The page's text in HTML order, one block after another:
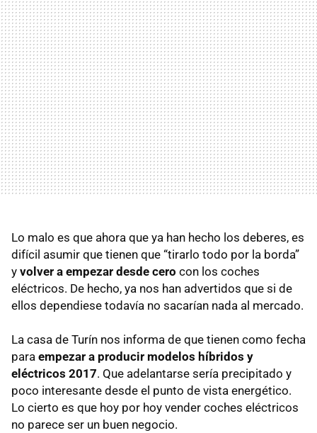
Lo malo es que ahora que ya han hecho los deberes, es
difícil asumir que tienen que “tirarlo todo por la borda”
y volver a empezar desde cero con los coches
eléctricos. De hecho, ya nos han advertidos que si de
ellos dependiese todavía no sacarían nada al mercado.
La casa de Turín nos informa de que tienen como fecha
para empezar a producir modelos híbridos y
eléctricos 2017. Que adelantarse sería precipitado y
poco interesante desde el punto de vista energético.
Lo cierto es que hoy por hoy vender coches eléctricos
no parece ser un buen negocio.